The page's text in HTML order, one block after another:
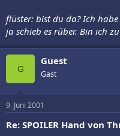
flüster: bist du da? Ich habe
ja schieb es rüber. Bin ich
G
Guest
Gast
9. Juni 2001
Re: SPOILER Hand von